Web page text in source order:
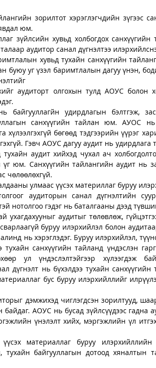
зорилтот хэрэглэгчдийн зүгээс
юм.
зүйлсийн хувьд холбогдох санхүүгийн
аудитор санал дүгнэлтээ
хувьд тухайн санхүүгийн
буюу уг үзэл баримтлалын дагуу үнэн,
аудиторт олгохын тулд АОУС болон
байгууллагйн удирдлагын бэлтгэж,
санхүүгийн тайлан юм. АУОС
хүлээлгэхгүй бөгөөд тэдгээрийн үүрэг
Гэвч АОУС дагуу аудит нь удирдлага
тухайн аудит хийхэд чухал ач
үг юм. Санхүүгийн тайлангийн аудит нь
чөлөөлөхгүй.
улмаас үүсэх материллаг буруу
аудиторын санал дүгнэлтийн
нотолгоо гэдэг нь баталгааны дээд
аудитыг төлөвлөж,
буруу илэрхийлэл болон
нь хэрэглэдэг. Буруу илэрхийлэл,
санхүүгийн тайланд үндэслэн
ул үндэслэлтэйгээр хүлээгдэж
дүгнэлт нь бүхэлдээ тухайн санхүүгийн
бус буруу илэрхийллийг
дэмжихэд чиглэгдсэн зорилтууд,
АОУС нь бусад зүйлсүүдээс гадна
үнэлэлт хийх, мэргэжлийн үл
материаллаг буруу илэрхийллийн
тухайн байгууллагын дотоод хяналтын